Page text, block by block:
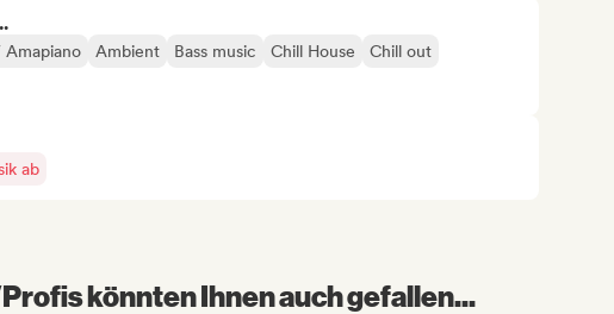
Ambient Bass music Chill House
Chill out
ab
könnten Ihnen auch gefallen...